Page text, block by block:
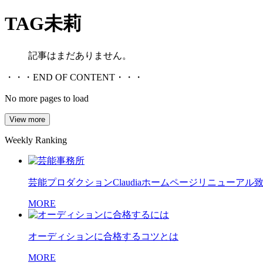
TAG未莉
記事はまだありません。
・・・END OF CONTENT・・・
No more pages to load
View more
Weekly Ranking
芸能プロダクションClaudiaホームページリニューアル致
MORE
オーディションに合格するコツとは
MORE